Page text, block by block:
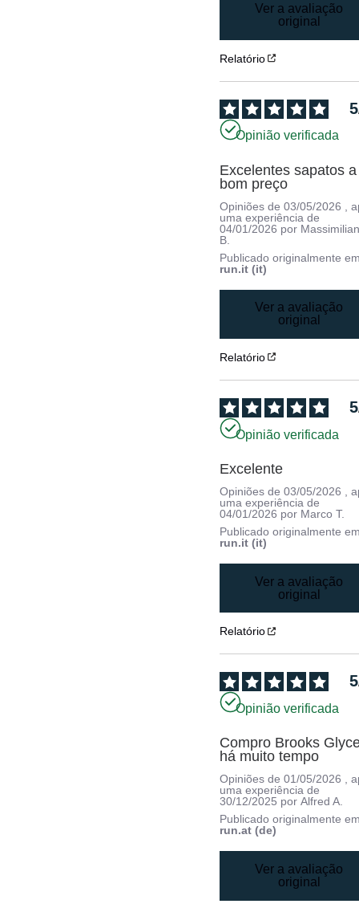
Ver a avaliação
original
Relatório
5
Opinião verificada
Excelentes sapatos a
bom preço
Opiniões de03/05/2026
,
uma experiência de
04/01/2026 por
B.
Publicado originalmente
run.it (it)
Ver a avaliação
original
Relatório
5
Opinião verificada
Excelente
Opiniões de03/05/2026
,
uma experiência de
04/01/2026 por Marco T.
Publicado originalmente
run.it (it)
Ver a avaliação
original
Relatório
5
Opinião verificada
Compro Brooks
há muito tempo
Opiniões de01/05/2026 ,
uma experiência de
30/12/2025 porAlfred A.
Publicado originalmente
run.at (de)
Ver a avaliação
original